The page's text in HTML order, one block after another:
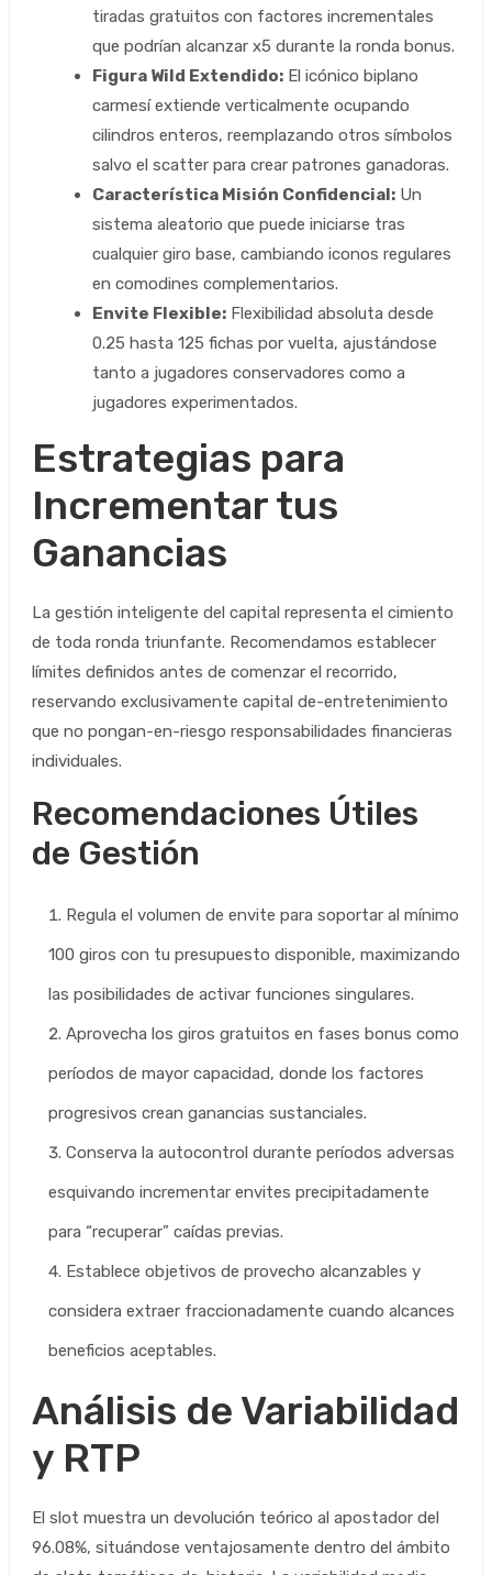
tiradas gratuitos con factores incrementales
que podrían alcanzar x5 durante la ronda bonus.
Figura Wild Extendido: El icónico biplano
carmesí extiende verticalmente ocupando
cilindros enteros, reemplazando otros símbolos
salvo el scatter para crear patrones ganadoras.
Característica Misión Confidencial: Un
sistema aleatorio que puede iniciarse tras
cualquier giro base, cambiando iconos regulares
en comodines complementarios.
Envite Flexible: Flexibilidad absoluta desde
0.25 hasta 125 fichas por vuelta, ajustándose
tanto a jugadores conservadores como a
jugadores experimentados.
Estrategias para
Incrementar tus
Ganancias
La gestión inteligente del capital representa el cimiento
de toda ronda triunfante. Recomendamos establecer
límites definidos antes de comenzar el recorrido,
reservando exclusivamente capital de-entretenimiento
que no pongan-en-riesgo responsabilidades financieras
individuales.
Recomendaciones Útiles
de Gestión
Regula el volumen de envite para soportar al mínimo
100 giros con tu presupuesto disponible, maximizando
las posibilidades de activar funciones singulares.
Aprovecha los giros gratuitos en fases bonus como
períodos de mayor capacidad, donde los factores
progresivos crean ganancias sustanciales.
Conserva la autocontrol durante períodos adversas
esquivando incrementar envites precipitadamente
para “recuperar” caídas previas.
Establece objetivos de provecho alcanzables y
considera extraer fraccionadamente cuando alcances
beneficios aceptables.
Análisis de Variabilidad
y RTP
El slot muestra un devolución teórico al apostador del
96.08%, situándose ventajosamente dentro del ámbito